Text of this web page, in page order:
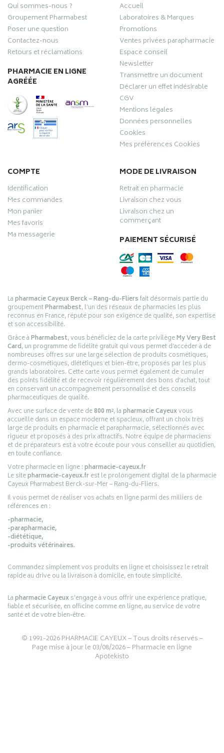
Qui sommes-nous ?
Groupement Pharmabest
Poser une question
Contactez-nous
Retours et réclamations
PHARMACIE EN LIGNE
AGRÉÉE
Accueil
Laboratoires & Marques
Promotions
Ventes privées parapharmacie
Espace conseil
Newsletter
Transmettre un document
Déclarer un effet indésirable
CGV
Mentions légales
Données personnelles
Cookies
Mes préférences Cookies
COMPTE
Identification
Mes commandes
Mon panier
Mes favoris
Ma messagerie
MODE DE LIVRAISON
Retrait en pharmacie
Livraison chez vous
Livraison chez un
commerçant
PAIEMENT SÉCURISÉ
Lapharmacie Cayeux Berck – Rang-du-Fliersfait désormais partie du
groupementPharmabest, l’un des réseaux de pharmacies les plus
reconnus en France, réputé pour son exigence de qualité, son expertise
et son accessibilité.
Grâce àPharmabest, vous bénéficiez de la carte privilègeMy Very Best
Card, un programme de fidélité gratuit qui vous permet d’accéder à de
nombreuses offres sur une large sélection de produits cosmétiques,
dermo-cosmétiques, diététiques et bien-être, proposés par les plus
grands laboratoires. Cette carte vous permet également de cumuler
des points fidélité et de recevoir régulièrement des bons d’achat, tout
en conservant un accompagnement personnalisé et des conseils
pharmaceutiques de qualité.
Avec une surface de vente de800 m², lapharmacie Cayeuxvous
accueille dans un espace moderne et spacieux, offrant un choix très
large de produits en pharmacie et parapharmacie, sélectionnés avec
rigueur et proposés à des prix attractifs. Notre équipe de pharmaciens
et de préparateurs est à votre écoute pour vous conseiller au quotidien,
en toute confiance.
Votre pharmacie en ligne :pharmacie-cayeux.fr
Le sitepharmacie-cayeux.frest le prolongement digital de la pharmacie
Cayeux Pharmabest Berck-sur-Mer – Rang-du-Fliers.
Il vous permet de réaliser vos achats en ligne parmi des milliers de
références en :
-pharmacie,
-parapharmacie,
-diététique,
-produits vétérinaires.
Commandez simplement vos produits en ligne et choisissez le retrait
rapide au drive ou la livraison à domicile, en toute simplicité.
Lapharmacie Cayeuxs’engage à vous offrir une expérience pratique,
fiable et sécurisée, en officine comme en ligne, au service de votre
santé et de votre bien-être.
© 1991-2026PHARMACIE CAYEUX– Tous droits réservés –
Page mise à jour le 03/08/2026 –Pharmacie en ligne
Apotekisto